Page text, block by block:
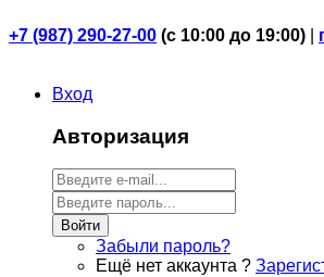
+7 (987) 290-27-00 (с 10:00 до 19:00)
Вход
Авторизация
Войти
Забыли пароль?
Ещё нет аккаунта ?